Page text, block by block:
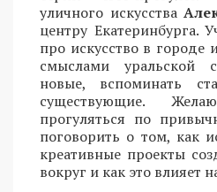
уличного искусства
центру Екатеринбурга.
про искусство в городе
смыслами уральской
новые, вспоминать
существующие.
прогуляться по
поговорить о том, как
креативные проекты
вокруг и как это влияет